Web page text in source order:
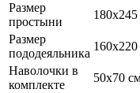
Размер
простыни
Размер
пододеяльника
Наволочки в
комплекте
50х70